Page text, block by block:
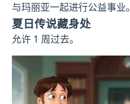
与玛丽亚一起进行公益事业。
夏日传说藏身处
允许 1 周过去。